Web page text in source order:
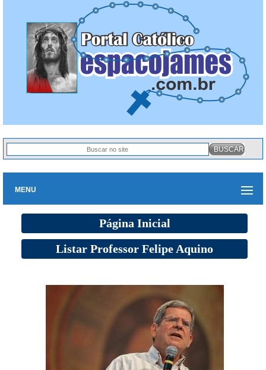
MENU
Página Inicial
Listar Professor Felipe Aquino